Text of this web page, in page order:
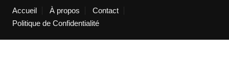
Accueil À propos
Contact
Politique de Confidentialité